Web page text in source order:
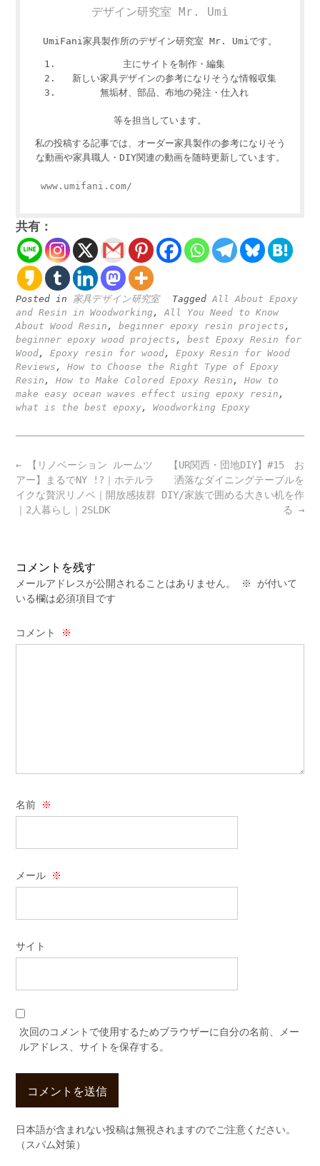
デザイン研究室 Mr. Umi
UmiFani家具製作所のデザイン研究室 Mr. Umiです。
主にサイトを制作・編集
新しい家具デザインの参考になりそうな情報収集
無垢材、部品、布地の発注・仕入れ
等を担当しています。
私の投稿する記事では、オーダー家具製作の参考になりそう
な動画や家具職人・DIY関連の動画を随時更新しています。
www.umifani.com/
共有：
Posted in 家具デザイン研究室 TaggedAll About Epoxy
and Resin in Woodworking ,All You Need to Know
About Wood Resin , beginner epoxy resin projects ,
beginner epoxy wood projects , best Epoxy Resin for
Wood, Epoxy resin for wood, Epoxy Resin for Wood
Reviews , How to Choose the Right Type of Epoxy
Resin , How to Make Colored Epoxy Resin , How to
make easy ocean waves effect using epoxy resin ,
what is the best epoxy, Woodworking Epoxy
Post
navigation
【UR関西・団地DIY】#15 お
洒落なダイニングテーブルを
DIY/家族で囲める大きい机を作
る →
← 【リノベーション ルームツ
アー】まるでNY !?｜ホテルラ
イクな贅沢リノベ｜開放感抜群
｜2人暮らし｜2SLDK
コメントを残す
メールアドレスが公開されることはありません。 ※
が付いて
いる欄は必須項目です
コメント ※
名前 ※
メール ※
サイト
次回のコメントで使用するためブラウザーに自分の名前、メー
ルアドレス、サイトを保存する。
日本語が含まれない投稿は無視されますのでご注意ください。
（スパム対策）